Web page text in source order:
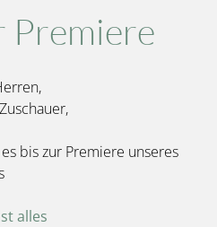
Premiere
bis zur Premiere unseres
alles